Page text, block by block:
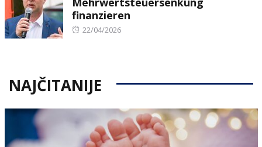
finanzieren
Posted
22/04/2026
NAJČITANIJE